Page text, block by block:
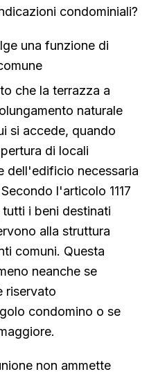
condominiali?
una funzione di
che la terrazza a
naturale
si accede, quando
di locali
dell'edificio necessaria
l'articolo 1117
i beni destinati
alla struttura
comuni. Questa
neanche se
riservato
condomino o se
non ammette